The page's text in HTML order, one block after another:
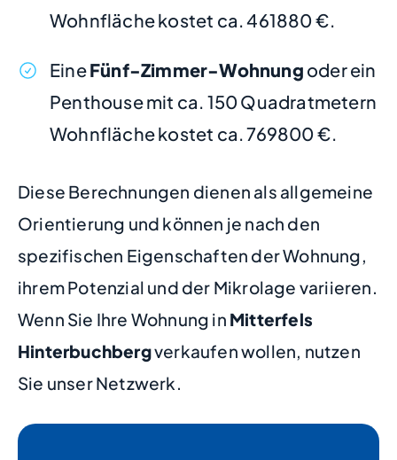
Wohnfläche kostet ca. 461880 €.
EineFünf-Zimmer-Wohnung oder ein
Penthouse mit ca. 150 Quadratmetern
Wohnfläche kostet ca. 769800 €.
Diese Berechnungen dienen als allgemeine
Orientierung und können je nach den
spezifischen Eigenschaften der Wohnung,
ihrem Potenzial und der Mikrolage variieren.
Wenn Sie Ihre Wohnung in Mitterfels
Hinterbuchbergverkaufen wollen, nutzen
Sie unser Netzwerk.